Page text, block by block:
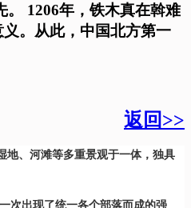
。 1206年，铁木真在斡难
。从此，中国北方第一
返回>>
地、河滩等多重景观于一体，独具
次出现了统一各个部落而成的强